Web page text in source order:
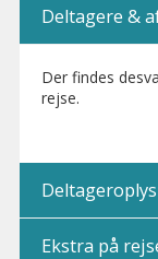
Deltagere &
Der findes
rejse.
Ekstra på